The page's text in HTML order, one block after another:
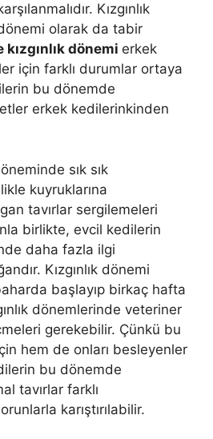
Kızgınlık
olarak da tabir
kızgınlık dönemi erkek
için farklı durumlar ortaya
bu dönemde
erkek kedilerinkinden
sık sık
kuyruklarına
tavırlar sergilemeleri
birlikte, evcil kedilerin
daha fazla ilgi
Kızgınlık dönemi
başlayıp birkaç hafta
dönemlerinde veteriner
gerekebilir. Çünkü bu
hem de onları besleyenler
bu dönemde
tavırlar farklı
karıştırılabilir.